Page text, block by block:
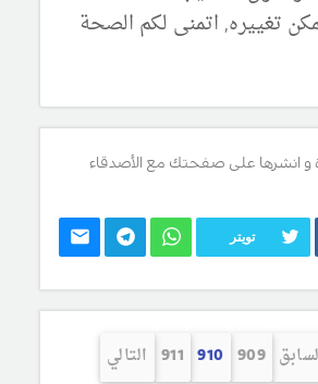
تغييره, اتمنى لكم الصحة
و انشرها على صفحتك مع الأصدقاء
تويتر
909
910
911 التالي